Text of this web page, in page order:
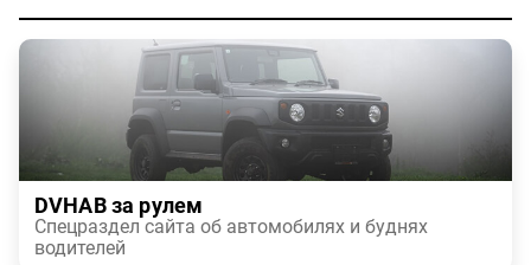
DVHAB за рулем
Спецраздел сайта об автомобилях и буднях
водителей